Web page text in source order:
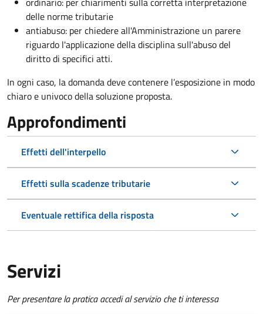
delle norme tributarie
antiabuso: per chiedere all'Amministrazione un parere
riguardo l'applicazione della disciplina sull'abuso del
diritto di specifici atti.
In ogni caso, la domanda deve contenere l’esposizione in modo
chiaro e univoco della soluzione proposta.
Approfondimenti
Effetti dell'interpello
Effetti sulla scadenze tributarie
Eventuale rettifica della risposta
Servizi
Per presentare la pratica accedi al servizio che ti interessa